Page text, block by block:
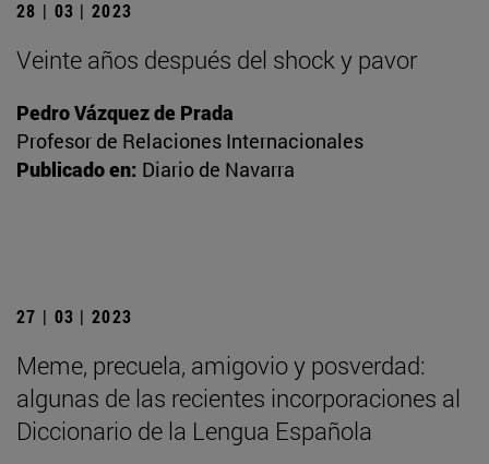
28 | 03 | 2023
Veinte años después del shock y pavor
Pedro Vázquez de Prada
Profesor de Relaciones Internacionales
Publicado en: Diario de Navarra
27 | 03 | 2023
Meme, precuela, amigovio y posverdad:
algunas de las recientes incorporaciones al
Diccionario de la Lengua Española